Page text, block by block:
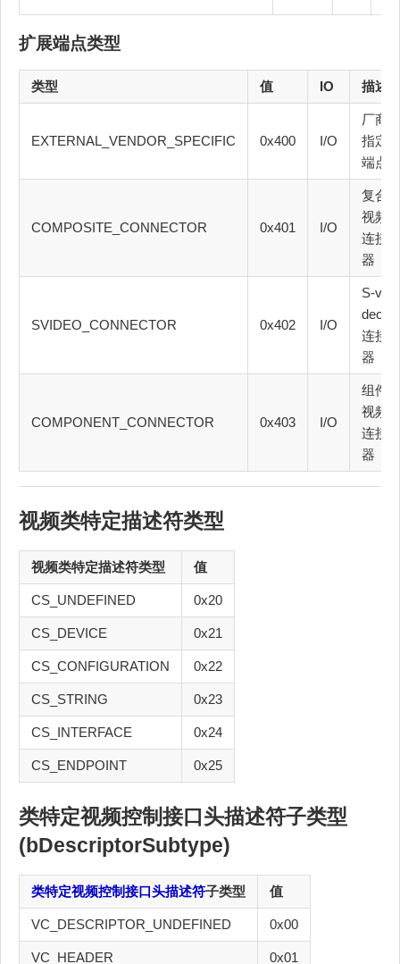
扩展端点类型
类型 值 IO 描述
EXTERNAL_VENDOR_SPECIFIC 0x400 I/O
厂商
指定
端点
COMPOSITE_CONNECTOR 0x401 I/O
复合
视频
连接
器
SVIDEO_CONNECTOR 0x402 I/O
S-vi
deo
连接
器
COMPONENT_CONNECTOR 0x403 I/O
组件
视频
连接
器
视频类特定描述符类型
视频类特定描述符类型 值
CS_UNDEFINED 0x20
CS_DEVICE 0x21
CS_CONFIGURATION 0x22
CS_STRING 0x23
CS_INTERFACE 0x24
CS_ENDPOINT 0x25
类特定视频控制接口头描述符子类型
(bDescriptorSubtype)
类特定视频控制接口头描述符子类型 值
VC_DESCRIPTOR_UNDEFINED 0x00
VC_HEADER 0x01